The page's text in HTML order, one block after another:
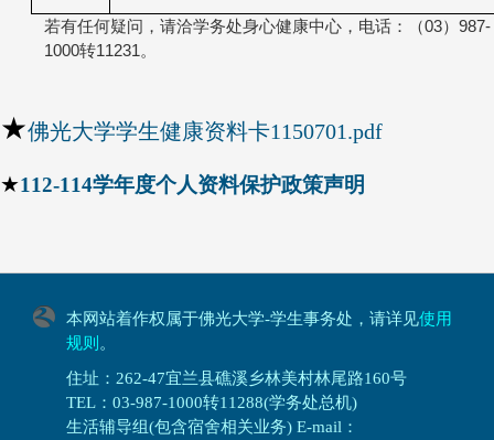
若有任何疑问，请洽学务处身心健康中心，电话：（03） 987-
1000转11231。
★佛光大学学生健康资料卡1150701.pdf
★112-114学年度个人资料保护政策声明
本网站着作权属于佛光大学-学生事务处，请详见使用
规则 。
住址：262-47宜兰县礁溪乡林美村林尾路160号
TEL：03-987-1000转11288(学务处总机)
生活辅导组(包含宿舍相关业务) E-mail：